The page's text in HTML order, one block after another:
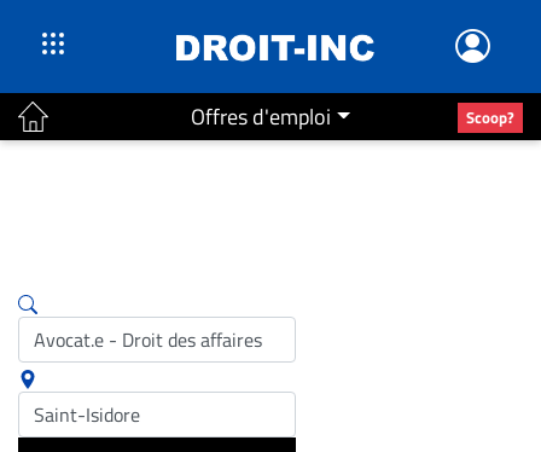
Offres d'emploi Scoop?
ACTUALITÉS
Bureaux
Juridiques
Campus